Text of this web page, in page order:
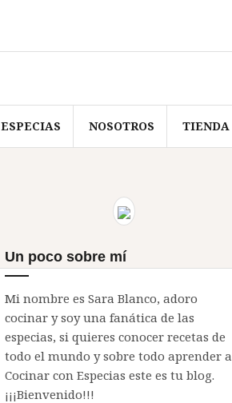
ESPECIAS NOSOTROS TIENDA
Un poco sobre mí
Mi nombre es Sara Blanco, adoro
cocinar y soy una fanática de las
especias, si quieres conocer recetas de
todo el mundo y sobre todo aprender a
Cocinar con Especias este es tu blog.
¡¡¡Bienvenido!!!